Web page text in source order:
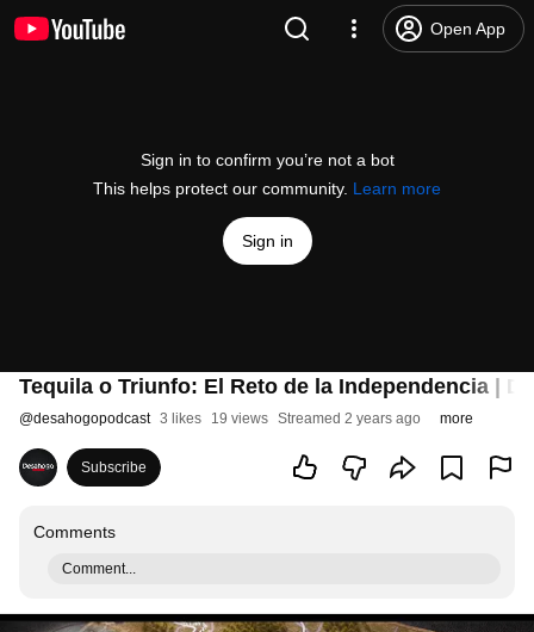
Open App
Sign in to confirm you’re not a bot
This helps protect our community. Learn more
Sign in
Tequila o Triunfo: El Reto de la Independencia |
@desahogopodcast 3 likes 19 views Streamed 2 years ago more
Subscribe
Comments
Comment...